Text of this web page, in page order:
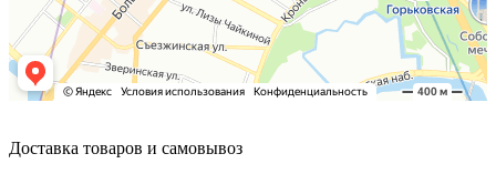
Доставка товаров и самовывоз